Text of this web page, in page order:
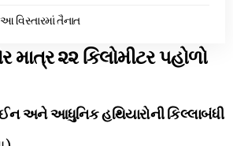
વિસ્તારમાં તૈનાત
માત્ર ૨૨ કિલોમીટર પહોળો
અને આધુનિક હથિયારોની કિલ્લાબંધી